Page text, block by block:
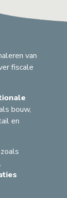
van
fiscale
bouw,
en
zoals